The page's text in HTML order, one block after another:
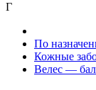
Г
По
Кожные
Велес —